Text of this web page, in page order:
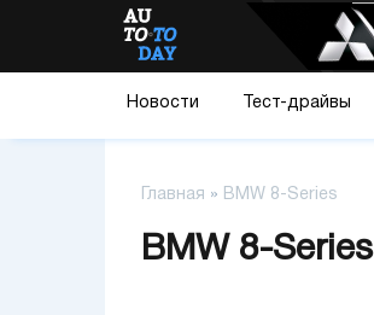
Новости Тест-драйвы
Главная » BMW 8-Series
BMW 8-Series